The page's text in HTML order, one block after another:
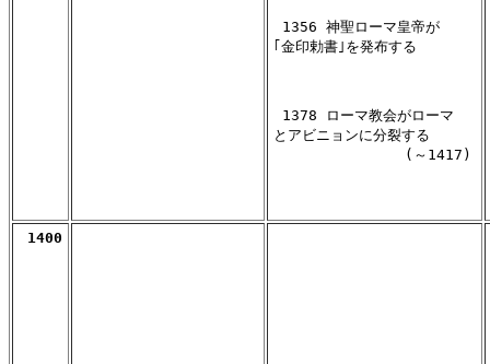
1356 神聖ローマ皇帝が
｢金印勅書｣を発布する
1378 ローマ教会がローマ
とアビニョンに分裂する
               (～1417)